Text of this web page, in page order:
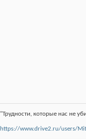
"Трудности, которые нас не
https://www.drive2.ru/users/